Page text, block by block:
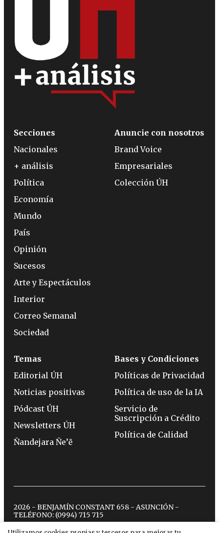
Secciones
Nacionales
+ análisis
Política
Economía
Mundo
País
Opinión
Sucesos
Arte y Espectáculos
Interior
Correo Semanal
Sociedad
Anuncie con nosotros
Brand Voice
Empresariales
Colección ÚH
Temas
Editorial ÚH
Noticias positivas
Pódcast ÚH
Newsletters ÚH
Ñandejara Ñe’ẽ
Bases y Condiciones
Políticas de Privacidad
Política de uso de la IA
Servicio de
Suscripción a Crédito
Política de Calidad
2026 - BENJAMÍN CONSTANT 658 - ASUNCIÓN -
TELÉFONO: (0994) 715 715